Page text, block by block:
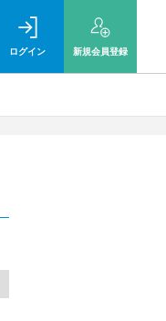
ログイン 新規会員登録